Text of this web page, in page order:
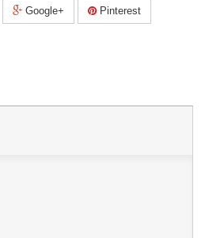
Google+ Pinterest